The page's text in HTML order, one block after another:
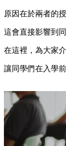
原因在於兩者的
這會直接影響到
在這裡，為大家
讓同學們在入學